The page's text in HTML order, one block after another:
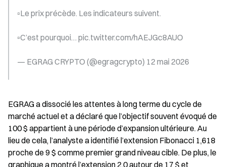
▫️Le prix précède. Les indicateurs suivent.
▫️C’est pourquoi… pic.twitter.com/hAEJGc8AUO
— EGRAG CRYPTO (@egragcrypto) 12 mai 2026
EGRAG a dissocié les attentes à long terme du cycle de
marché actuel et a déclaré que l’objectif souvent évoqué de
100 $ appartient à une période d’expansion ultérieure. Au
lieu de cela, l’analyste a identifié l’extension Fibonacci 1,618
proche de 9 $ comme premier grand niveau cible. De plus, le
graphique a montré l’extension 2,0 autour de 17 $ et